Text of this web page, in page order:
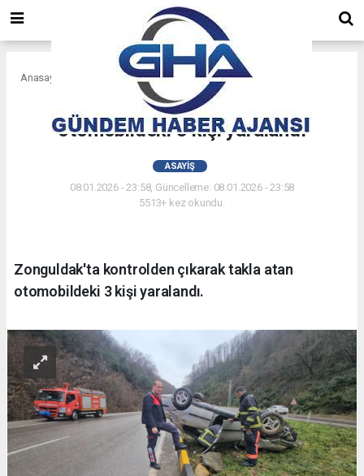
Anasayfa
Zonguldak'ta takla atan
otomobildeki 3 kişi yaralandı
ASAYIŞ
08.01.2026 - 23:58, Güncelleme: 08.01.2026 - 23:58
5513+ kez okundu.
Zonguldak'ta kontrolden çıkarak takla atan
otomobildeki 3 kişi yaralandı.